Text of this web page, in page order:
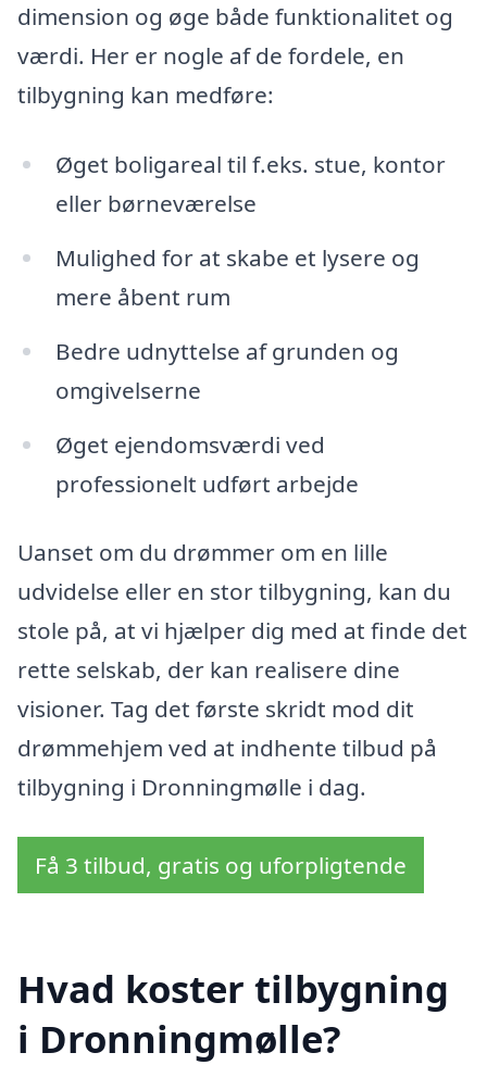
dimension og øge både funktionalitet og
værdi. Her er nogle af de fordele, en
tilbygning kan medføre:
Øget boligareal til f.eks. stue, kontor
eller børneværelse
Mulighed for at skabe et lysere og
mere åbent rum
Bedre udnyttelse af grunden og
omgivelserne
Øget ejendomsværdi ved
professionelt udført arbejde
Uanset om du drømmer om en lille
udvidelse eller en stor tilbygning, kan du
stole på, at vi hjælper dig med at finde det
rette selskab, der kan realisere dine
visioner. Tag det første skridt mod dit
drømmehjem ved at indhente tilbud på
tilbygning i Dronningmølle i dag.
Få 3 tilbud, gratis og uforpligtende
Hvad koster tilbygning
i Dronningmølle?